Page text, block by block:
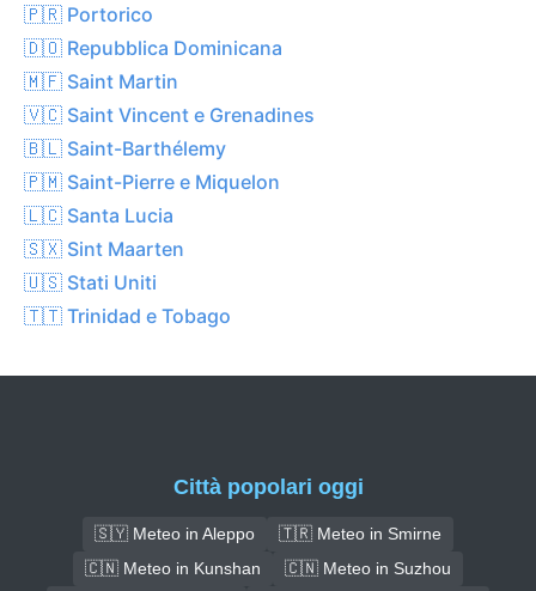
🇵🇷 Portorico
🇩🇴 Repubblica Dominicana
🇲🇫 Saint Martin
🇻🇨 Saint Vincent e Grenadines
🇧🇱 Saint-Barthélemy
🇵🇲 Saint-Pierre e Miquelon
🇱🇨 Santa Lucia
🇸🇽 Sint Maarten
🇺🇸 Stati Uniti
🇹🇹 Trinidad e Tobago
Città popolari oggi
🇸🇾 Meteo in Aleppo
🇹🇷 Meteo in Smirne
🇨🇳 Meteo in Kunshan
🇨🇳 Meteo in Suzhou